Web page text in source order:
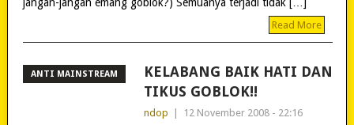
Read More
ANTI MAINSTREAM
KELABANG BAIK HATI DAN
TIKUS GOBLOK!!
ndop 12 November 2008 - 22:16